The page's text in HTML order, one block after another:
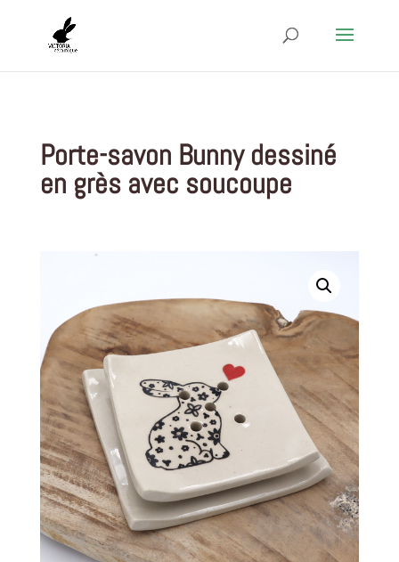
Porte-savon Bunny dessiné
en grès avec soucoupe